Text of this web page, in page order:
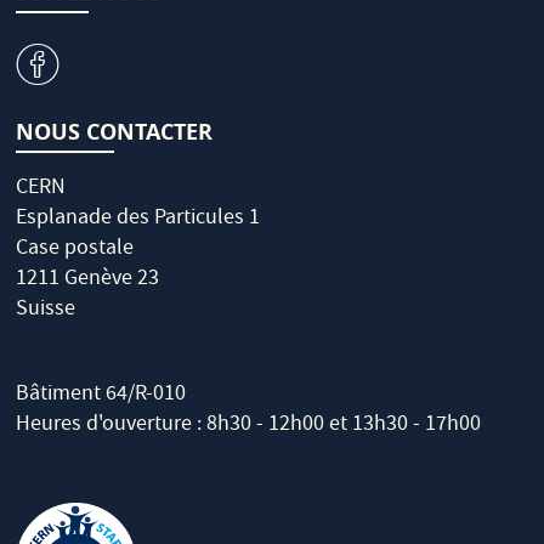
v
NOUS CONTACTER
CERN
Esplanade des Particules 1
Case postale
1211 Genève 23
Suisse
Bâtiment 64/R-010
Heures d'ouverture : 8h30 - 12h00 et 13h30 - 17h00